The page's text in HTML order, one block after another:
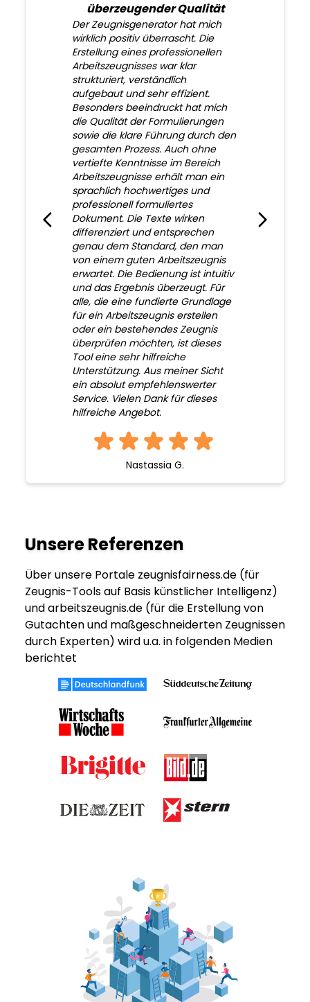
überzeugender Qualität
Der Zeugnisgenerator hat mich
wirklich positiv überrascht. Die
Erstellung eines professionellen
Arbeitszeugnisses war klar
strukturiert, verständlich
aufgebaut und sehr effizient.
Besonders beeindruckt hat mich
die Qualität der Formulierungen
sowie die klare Führung durch den
gesamten Prozess. Auch ohne
vertiefte Kenntnisse im Bereich
Arbeitszeugnisse erhält man ein
sprachlich hochwertiges und
professionell formuliertes
Dokument. Die Texte wirken
differenziert und entsprechen
genau dem Standard, den man
von einem guten Arbeitszeugnis
erwartet. Die Bedienung ist intuitiv
und das Ergebnis überzeugt. Für
alle, die eine fundierte Grundlage
für ein Arbeitszeugnis erstellen
oder ein bestehendes Zeugnis
überprüfen möchten, ist dieses
Tool eine sehr hilfreiche
Unterstützung. Aus meiner Sicht
ein absolut empfehlenswerter
Service. Vielen Dank für dieses
hilfreiche Angebot.
Nastassia G.
Unsere Referenzen
Über unsere Portale zeugnisfairness.de (für
Zeugnis-Tools auf Basis künstlicher Intelligenz)
und arbeitszeugnis.de (für die Erstellung von
Gutachten und maßgeschneiderten Zeugnissen
durch Experten) wird u.a. in folgenden Medien
berichtet